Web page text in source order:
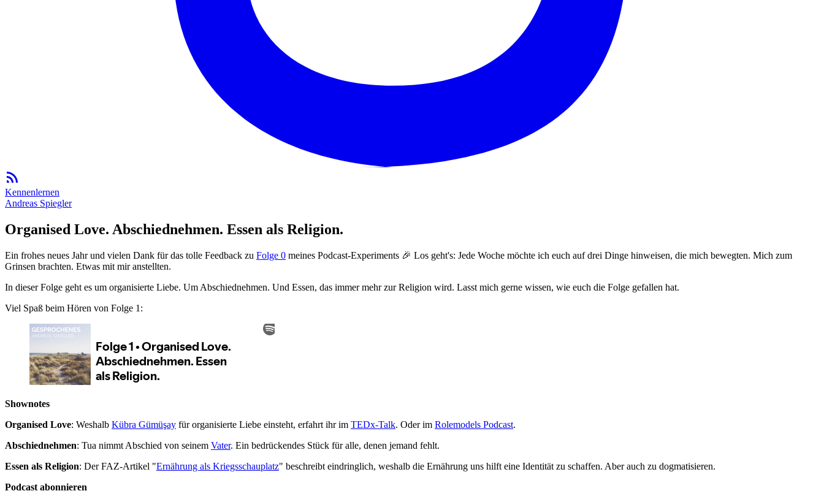
Kennenlernen
Andreas Spiegler
Organised Love. Abschiednehmen. Essen als Religion.
Ein frohes neues Jahr und vielen Dank für das tolle Feedback zu Folge 0 meines Podcast-Experiments 🎉 Los geht's: Jede Woche möchte ich euch auf drei Dinge hinweisen, die mich bewegten. Mich zum
Grinsen brachten. Etwas mit mir anstellten.
In dieser Folge geht es um organisierte Liebe. Um Abschiednehmen. Und Essen, das immer mehr zur Religion wird. Lasst mich gerne wissen, wie euch die Folge gefallen hat.
Viel Spaß beim Hören von Folge 1:
Shownotes
Organised Love: Weshalb Kübra Gümüşay für organisierte Liebe einsteht, erfahrt ihr im TEDx-Talk. Oder im Rolemodels Podcast.
Abschiednehmen: Tua nimmt Abschied von seinem Vater. Ein bedrückendes Stück für alle, denen jemand fehlt.
Essen als Religion: Der FAZ-Artikel "Ernährung als Kriegsschauplatz" beschreibt eindringlich, weshalb die Ernährung uns hilft eine Identität zu schaffen. Aber auch zu dogmatisieren.
Podcast abonnieren